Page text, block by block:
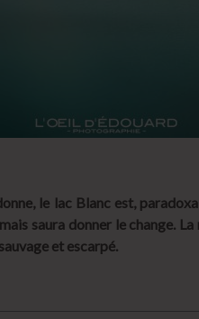
le lac Blanc est,
saura donner le change.
et escarpé.